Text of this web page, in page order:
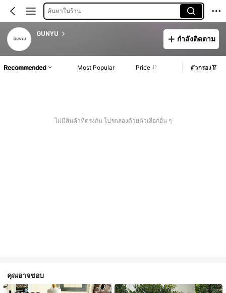
ค้นหาในร้าน
GUNYU
กำลังติดตาม
Recommended Most Popular Price ตัวกรอง
ไม่มีสินค้าที่ตรงกัน โปรดลองด้วยตัวเลือกอื่น ๆ
คุณอาจชอบ